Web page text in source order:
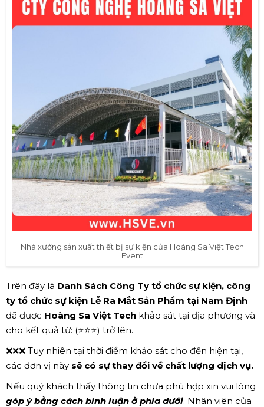
Nhà xưởng sản xuất thiết bị sự kiện của Hoàng Sa Việt Tech
Event
Trên đây là Danh Sách Công Ty tổ chức sự kiện, công
ty tổ chức sự kiện Lễ Ra Mắt Sản Phẩm tại Nam Định
đã được Hoàng Sa Việt Tech khảo sát tại địa phương và
cho kết quả từ: (⭐⭐⭐) trở lên.
❌❌❌ Tuy nhiên tại thời điểm khảo sát cho đến hiện tại,
các đơn vị này sẽ có sự thay đổi về chất lượng dịch vụ.
Nếu quý khách thấy thông tin chưa phù hợp xin vui lòng
góp ý bằng cách bình luận ở phía dưới. Nhân viên của